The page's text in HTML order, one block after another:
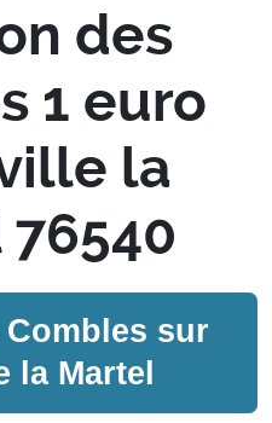
des
1 euro
la
sur
la Martel